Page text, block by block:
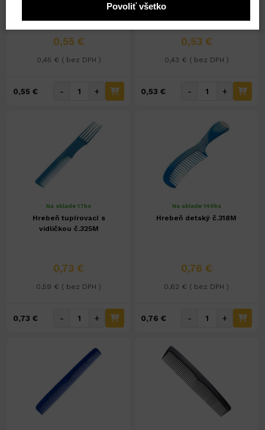
0,55 €
0,45 € ( bez DPH )
0,55 € - +
0,53 €
0,43 € ( bez DPH )
0,53 € - +
Na sklade 17ks
Hrebeň tupírovací s
vidličkou č.325M
0,73 €
0,59 € ( bez DPH )
0,73 € - +
Na sklade 140ks
Hrebeň detský č.318M
0,76 €
0,62 € ( bez DPH )
0,76 € - +
Povoliť všetko